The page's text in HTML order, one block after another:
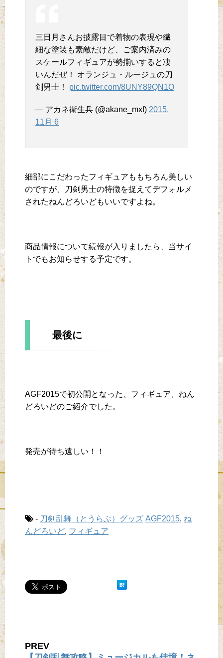
三日月さんお披露目で着物の表現や繊
細な塗装も素敵だけど、ご案内済みの
スケールフィギュアが勢揃いすると凄
いんだぜ！ オランジュ・ルージュの刀
剣男士！ pic.twitter.com/8UNY89QN1O
— アカネ衛生兵 (@akane_mxf) 2015,
11月 6
細部にこだわったフィギュアももちろん美しい
のですが、刀剣男士の特徴を捉えてデフォルメ
されたねんどろいどもいいですよね。
商品情報について続報が入りましたら、当サイ
トでもお知らせする予定です。
最後に
AGF2015で初公開となった、フィギュア、ねん
どろいどのご紹介でした。
発売が待ち遠しい！！
- 刀剣乱舞（とうらぶ）グッズ AGF2015, ね
んどろいど, フィギュア
PREV